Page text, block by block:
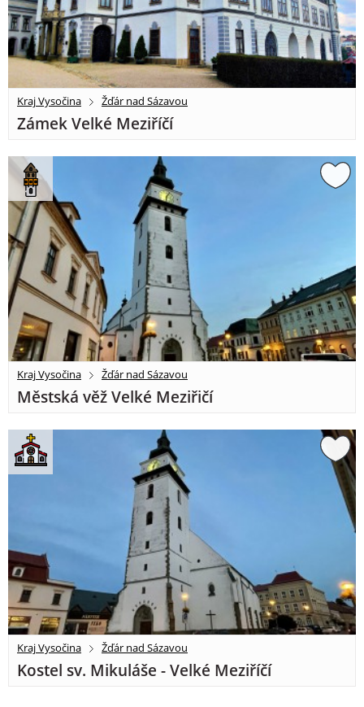
Kraj Vysočina Žďár nad Sázavou
Zámek Velké Meziříčí
Kraj Vysočina Žďár nad Sázavou
Městská věž Velké Meziřičí
Kraj Vysočina Žďár nad Sázavou
Kostel sv. Mikuláše - Velké Meziříčí